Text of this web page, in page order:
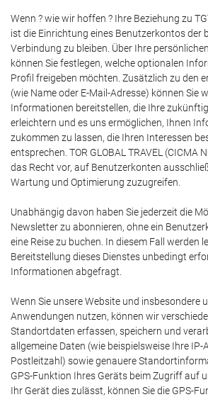
Wenn ? wie wir hoffen ? Ihre Beziehung zu
ist die Einrichtung eines Benutzerkontos der
Verbindung zu bleiben. Über Ihre
können Sie festlegen, welche optionalen
Profil freigeben möchten. Zusätzlich zu den
(wie Name oder E-Mail-Adresse) können Sie
Informationen bereitstellen, die Ihre
erleichtern und es uns ermöglichen, Ihnen
zukommen zu lassen, die Ihren Interessen
entsprechen. TOR GLOBAL TRAVEL (CICMA
das Recht vor, auf Benutzerkonten
Wartung und Optimierung zuzugreifen.
Unabhängig davon haben Sie jederzeit die
Newsletter zu abonnieren, ohne ein
eine Reise zu buchen. In diesem Fall werden
Bereitstellung dieses Dienstes unbedingt
Informationen abgefragt.
Wenn Sie unsere Website und insbesondere
Anwendungen nutzen, können wir
Standortdaten erfassen, speichern und
allgemeine Daten (wie beispielsweise Ihre IP-
Postleitzahl) sowie genauere
GPS-Funktion Ihres Geräts beim Zugriff auf
Ihr Gerät dies zulässt, können Sie die GPS-